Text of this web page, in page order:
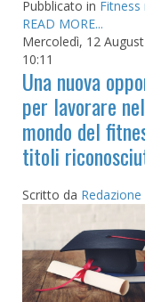
Pubblicato in Fitness
READ MORE...
Mercoledì, 12
10:11
Una nuova
per lavorare nel
mondo del
titoli
Scritto da Redazione